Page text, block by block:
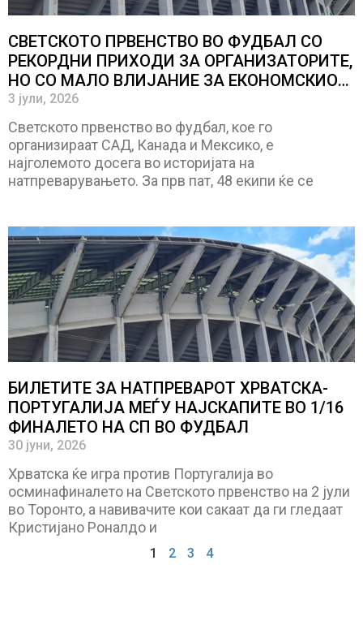
СВЕТСКОТО ПРВЕНСТВО ВО ФУДБАЛ СО
РЕКОРДНИ ПРИХОДИ ЗА ОРГАНИЗАТОРИТЕ,
НО СО МАЛО ВЛИЈАНИЕ ЗА ЕКОНОМСКИОТ
РАСТ!
3 јули, 2026
Светското првенство во фудбал, кое го
организираат САД, Канада и Мексико, е
најголемото досега во историјата на
натпреварувањето. За прв пат, 48 екипи ќе се
БИЛЕТИТЕ ЗА НАТПРЕВАРОТ ХРВАТСКА-
ПОРТУГАЛИЈА МЕЃУ НАЈСКАПИТЕ ВО 1/16
ФИНАЛЕТО НА СП ВО ФУДБАЛ
30 јуни, 2026
Хрватска ќе игра против Португалија во
осминафиналето на Светското првенство на 2 јули
во Торонто, а навивачите кои сакаат да ги гледаат
Кристијано Роналдо и
1 2 3 4